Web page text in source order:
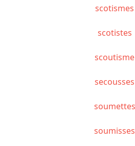
scotismes
scotistes
scoutisme
secousses
soumettes
soumisses